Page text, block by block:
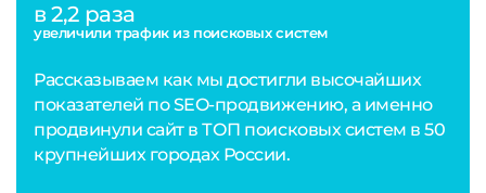
в 2,2 раза
увеличили трафик из поисковых систем
Рассказываем как мы достигли высочайших
показателей по SEO-продвижению, а именно
продвинули сайт в ТОП поисковых систем в 50
крупнейших городах России.